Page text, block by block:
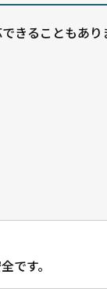
きることもあり
です。